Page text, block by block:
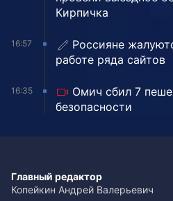
Кирпичка
16:57
Россияне
работе ряда сайтов
16:35
Омич сбил 7
безопасности
Главный редактор
Копейкин Андрей Валерьевич